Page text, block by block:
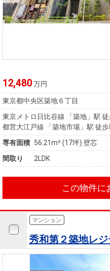
12,480万円
東京都中央区築地６丁目
東京メトロ日比谷線 「築地」駅
都営大江戸線 「築地市場」駅 徒
専有面積 56.21m²(17坪) 壁芯
間取り
2LDK
この物件に
マンション
秀和第２築地レ